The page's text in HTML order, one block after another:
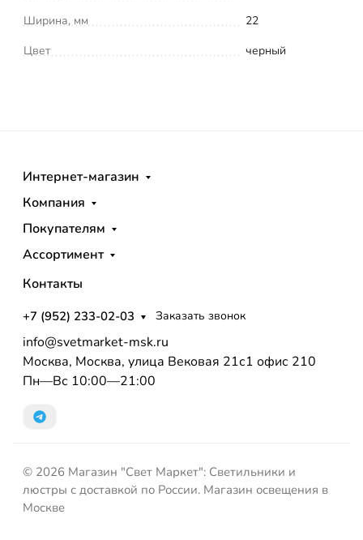
Ширина, мм
22
Цвет
черный
Интернет-магазин
Компания
Покупателям
Ассортимент
Контакты
+7 (952) 233-02-03 Заказать звонок
info@svetmarket-msk.ru
Москва, Москва, улица Вековая 21с1 офис 210
Пн—Вс 10:00—21:00
© 2026 Магазин "Свет Маркет": Светильники и
люстры с доставкой по России. Магазин освещения в
Москве